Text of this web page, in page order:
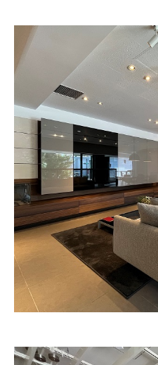
COMPANY
ACCESS MAP
アクセスマップ
プライバシーポリシー
本社
053-488-5127
10:00〜19:00 水曜定休